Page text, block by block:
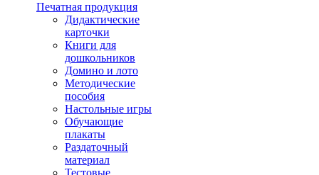
Печатная продукция
Дидактические
карточки
Книги для
дошкольников
Домино и лото
Методические
пособия
Настольные игры
Обучающие
плакаты
Раздаточный
материал
Тестовые